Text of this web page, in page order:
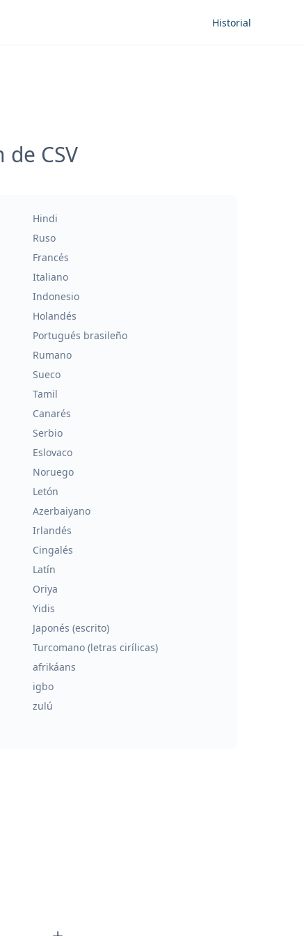
Historial
CSV
Hindi
Ruso
Francés
Italiano
Indonesio
Holandés
Portugués brasileño
Rumano
Sueco
Tamil
Canarés
Serbio
Eslovaco
Noruego
Letón
Azerbaiyano
Irlandés
Cingalés
Latín
Oriya
Yidis
Japonés (escrito)
Turcomano (letras cirílicas)
afrikáans
igbo
zulú